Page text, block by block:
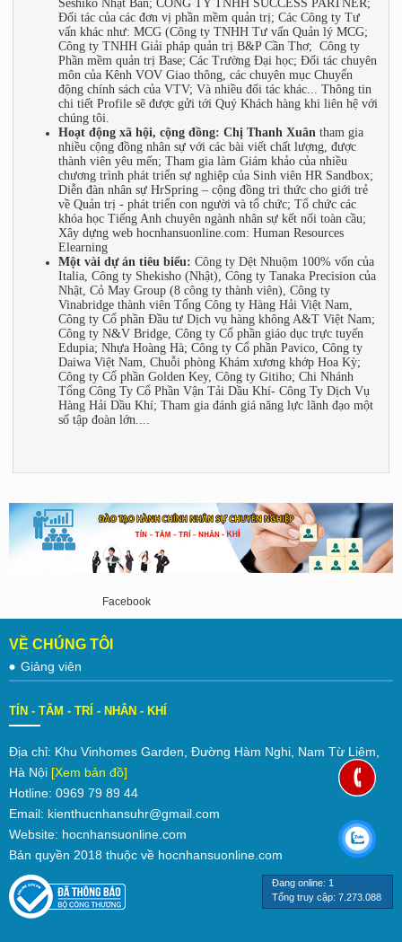
Seshiko Nhật Bản; CÔNG TY TNHH SUCCESS PARTNER;
Đối tác của các đơn vị phần mềm quản trị; Các Công ty Tư
vấn khác như: MCG (Công ty TNHH Tư vấn Quản lý MCG;
Công ty TNHH Giải pháp quản trị B&P Cần Thơ; Công ty
Phần mềm quản trị Base; Các Trường Đại học; Đối tác chuyên
môn của Kênh VOV Giao thông, các chuyên mục Chuyển
động chính sách của VTV; Và nhiều đối tác khác... Thông tin
chi tiết Profile sẽ được gửi tới Quý Khách hàng khi liên hệ với
chúng tôi.
Hoạt động xã hội, cộng đồng: Chị Thanh Xuân tham gia
nhiều cộng đồng nhân sự với các bài viết chất lượng, được
thành viên yêu mến; Tham gia làm Giám khảo của nhiều
chương trình phát triển sự nghiệp của Sinh viên HR Sandbox;
Diễn đàn nhân sự HrSpring – cộng đồng tri thức cho giới trẻ
về Quản trị - phát triển con người và tổ chức; Tổ chức các
khóa học Tiếng Anh chuyên ngành nhân sự kết nối toàn cầu;
Xây dựng web hocnhansuonline.com: Human Resources
Elearning
Một vài dự án tiêu biểu: Công ty Dệt Nhuộm 100% vốn của
Italia, Công ty Shekisho (Nhật), Công ty Tanaka Precision của
Nhật, Cỏ May Group (8 công ty thành viên), Công ty
Vinabridge thành viên Tổng Công ty Hàng Hải Việt Nam,
Công ty Cổ phần Đầu tư Dịch vụ hàng không A&T Việt Nam;
Công ty N&V Bridge, Công ty Cổ phần giáo dục trực tuyến
Edupia; Nhựa Hoàng Hà; Công ty Cổ phần Pavico, Công ty
Daiwa Việt Nam, Chuỗi phòng Khám xương khớp Hoa Kỳ;
Công ty Cổ phần Golden Key, Công ty Gitiho; Chi Nhánh
Tổng Công Ty Cổ Phần Vận Tải Dầu Khí- Công Ty Dịch Vụ
Hàng Hải Dầu Khí; Tham gia đánh giá năng lực lãnh đạo một
số tập đoàn lớn....
Facebook
VỀ CHÚNG TÔI
Giảng viên
TÍN - TÂM - TRÍ - NHÂN - KHÍ
Địa chỉ: Khu Vinhomes Garden, Đường Hàm Nghi, Nam Từ Liêm,
Hà Nội [Xem bản đồ]
Hotline: 0969 79 89 44
Email: kienthucnhansuhr@gmail.com
Website: hocnhansuonline.com
Bản quyền 2018 thuộc về hocnhansuonline.com
Đang online: 1
Tổng truy cập: 7.273.088